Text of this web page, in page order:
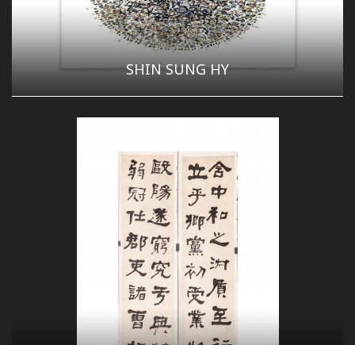
SHIN SUNG HY